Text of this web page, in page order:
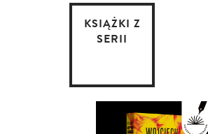
KSIĄŻKI Z
SERII